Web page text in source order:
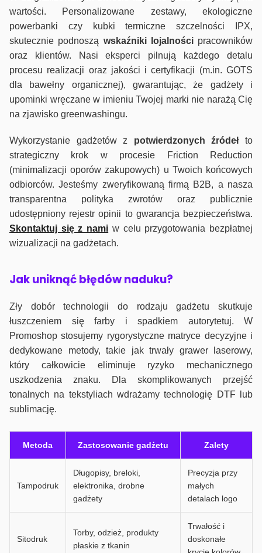
wartości. Personalizowane zestawy, ekologiczne
powerbanki czy kubki termiczne szczelności IPX,
skutecznie podnoszą wskaźniki lojalnościpracowników
oraz klientów. Nasi eksperci pilnują każdego detalu
procesu realizacji oraz jakości i certyfikacji (m.in. GOTS
dla bawełny organicznej), gwarantując, że gadżety i
upominki wręczane w imieniu Twojej marki nie narażą Cię
na zjawisko greenwashingu.
Wykorzystanie gadżetów z potwierdzonych źródełto
strategiczny krok w procesie Friction Reduction
(minimalizacji oporów zakupowych) u Twoich końcowych
odbiorców. Jesteśmy zweryfikowaną firmą B2B, a nasza
transparentna polityka zwrotów oraz publicznie
udostępniony rejestr opinii to gwarancja bezpieczeństwa.
Skontaktuj się z nami w celu przygotowania bezpłatnej
wizualizacji na gadżetach.
Jak uniknąć błędów naduku?
Zły dobór technologii do rodzaju gadżetu skutkuje
łuszczeniem się farby i spadkiem autorytetuj. W
Promoshop stosujemy rygorystyczne matryce decyzyjne i
dedykowane metody, takie jak trwały grawer laserowy,
który całkowicie eliminuje ryzyko mechanicznego
uszkodzenia znaku. Dla skomplikowanych przejść
tonalnych na tekstyliach wdrażamy technologię DTF lub
sublimację.
Metoda Zastosowanie gadżetu Zalety
Tampodruk
Długopisy, breloki,
elektronika, drobne
gadżety
Precyzja przy
małych
detalach logo
Sitodruk
Torby, odzież, produkty
płaskie z tkanin
Trwałość i
doskonałe